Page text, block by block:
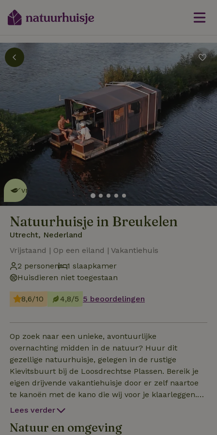
Dit natuurhuisje is eco-
vriendelijk
lees meer
Natuurhuisje in Breukelen
Utrecht, Nederland
Vrijstaand | Op een eiland | Vakantiehuis
2 personen
1 slaapkamer
Huisdieren niet toegestaan
8,6/10 4,8/5 5 beoordelingen
Op zoek naar een unieke, avontuurlijke
overnachting midden in de natuur? Huur dit
gezellige natuurhuisje, gelegen in de rustige
Kievitsbuurt bij de Loosdrechtse Plassen. Bereik je
eigen drijvende vakantiehuisje door er zelf naartoe
te kanoën met de kano die wij voor je klaarleggen.
Het is niet mogelijk zelf het vlot te varen, daarom
Een comfortabel tweepersoonsbed. Een eenvoudige
Lees verder
Natuur en omgeving